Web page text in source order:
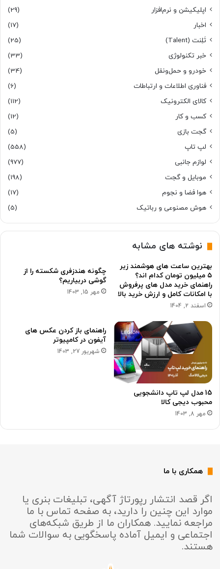
اپلیکیشن و نرم‌افزار
(29)
اخبار
(17)
تَلِنت (Talent)
(25)
خبر تکنولوژی
(33)
خودرو و حمل‌و‌نقل
(34)
فناوری اطلاعات و ارتباطات
(6)
کالای الکترونیک
(112)
کسب و کار
(12)
گجت بازی
(5)
لپ تاپ
(558)
لوازم جانبی
(977)
موبایل و گجت
(198)
هوا فضا و نجوم
(17)
هوش مصنوعی و رباتیک
(5)
نوشته های مشابه
بهترین ساعت های هوشمند زیر
۵ میلیون تومان کدام اند؟
راهنمای خرید مدل های پرفروش
با امکانات کامل و ارزش خرید بالا
اسفند 2, 1404
چگونه هندزفری شکسته را از
گوشی دربیاریم؟
مهر 15, 1403
15 مدل لپ تاپ دانشجویی
محبوب دیجی کالا
مهر 8, 1403
راهنمای باز کردن عکس های
آیفون در کامپیوتر
شهریور 27, 1403
همکاری با ما
اگر قصد انتشار رپورتاژ آگهی، تبلیغات بنری یا
موارد این چنین را دارید، به صفحه تماس با ما
مراجعه نمایید. همکاران ما از طریق شبکه‌های
اجتماعی و ایمیل آماده پاسخگویی به سوالات شما
هستند.